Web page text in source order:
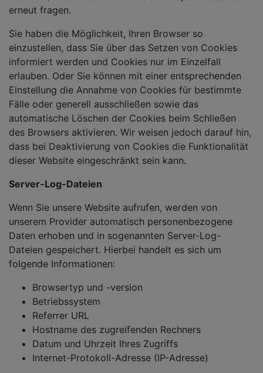
erneut fragen.
Sie haben die Möglichkeit, Ihren Browser so
einzustellen, dass Sie über das Setzen von Cookies
informiert werden und Cookies nur im Einzelfall
erlauben. Oder Sie können mit einer entsprechenden
Einstellung die Annahme von Cookies für bestimmte
Fälle oder generell ausschließen sowie das
automatische Löschen der Cookies beim Schließen
des Browsers aktivieren. Wir weisen jedoch darauf hin,
dass bei Deaktivierung von Cookies die Funktionalität
dieser Website eingeschränkt sein kann.
Server-Log-Dateien
Wenn Sie unsere Website aufrufen, werden von
unserem Provider automatisch personenbezogene
Daten erhoben und in sogenannten Server-Log-
Dateien gespeichert. Hierbei handelt es sich um
folgende Informationen:
Browsertyp und -version
Betriebssystem
Referrer URL
Hostname des zugreifenden Rechners
Datum und Uhrzeit Ihres Zugriffs
Internet-Protokoll-Adresse (IP-Adresse)